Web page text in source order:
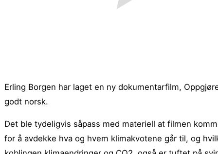
Erling Borgen har laget en ny dokumentarfilm,
godt norsk.
Det ble tydeligvis såpass med materiell at filmen
for å avdekke hva og hvem klimakvotene går til, og